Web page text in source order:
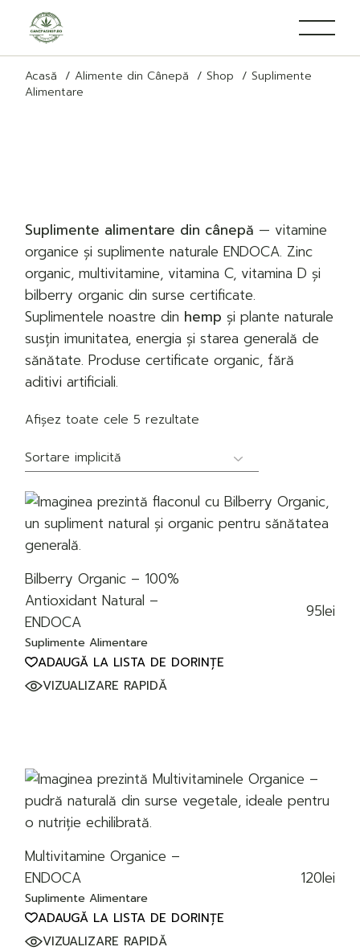
conținut
Acasă Alimente din Cânepă Shop
Suplimente
Alimentare
Suplimente alimentare din cânepă — vitamine
organice și suplimente naturale ENDOCA. Zinc
organic, multivitamine, vitamina C, vitamina D și
bilberry organic din surse certificate.
Suplimentele noastre din hemp și plante naturale
susțin imunitatea, energia și starea generală de
sănătate. Produse certificate organic, fără
aditivi artificiali.
Afișez toate cele 5 rezultate
Bilberry Organic – 100%
Antioxidant Natural –
ENDOCA
Suplimente Alimentare
95lei
ADAUGĂ LA LISTA DE DORINȚE
VIZUALIZARE RAPIDĂ
Multivitamine Organice –
ENDOCA
Suplimente Alimentare
120lei
ADAUGĂ LA LISTA DE DORINȚE
VIZUALIZARE RAPIDĂ